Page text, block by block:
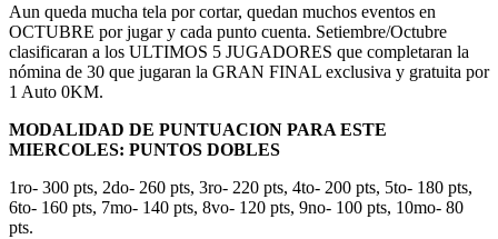
Aun queda mucha tela por cortar, quedan muchos eventos en
OCTUBRE por jugar y cada punto cuenta. Setiembre/Octubre
clasificaran a los ULTIMOS 5 JUGADORES que completaran la
nómina de 30 que jugaran la GRAN FINAL exclusiva y gratuita por
1 Auto 0KM.
MODALIDAD DE PUNTUACION PARA ESTE
MIERCOLES: PUNTOS DOBLES
1ro- 300 pts, 2do- 260 pts, 3ro- 220 pts, 4to- 200 pts, 5to- 180 pts,
6to- 160 pts, 7mo- 140 pts, 8vo- 120 pts, 9no- 100 pts, 10mo- 80
pts.